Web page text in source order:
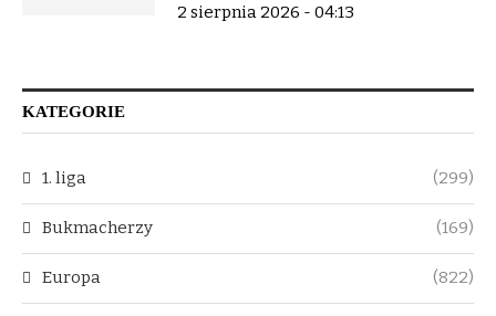
2 sierpnia 2026 - 04:13
KATEGORIE
1. liga (299)
Bukmacherzy (169)
Europa (822)